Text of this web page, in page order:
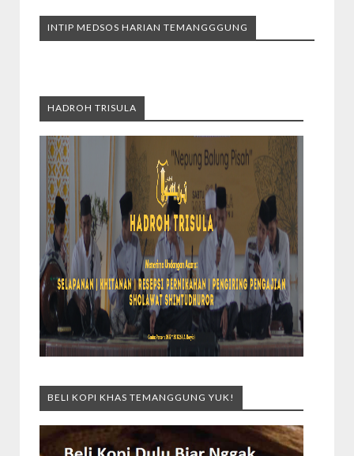
INTIP MEDSOS HARIAN TEMANGGGUNG
HADROH TRISULA
BELI KOPI KHAS TEMANGGUNG YUK!